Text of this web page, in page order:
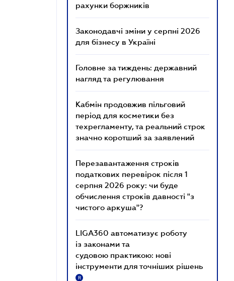
рахунки боржників
Законодавчі зміни у серпні 2026
для бізнесу в Україні
Головне за тиждень: державний
нагляд та регулювання
Кабмін продовжив пільговий
період для косметики без
техрегламенту, та реальний строк
значно коротший за заявлений
Перезавантаження строків
податкових перевірок після 1
серпня 2026 року: чи буде
обчислення строків давності "з
чистого аркуша"?
LIGA360 автоматизує роботу
із законами та
судовою практикою: нові
інструменти для точніших рішень
R